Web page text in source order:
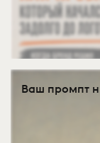
Ваш промпт